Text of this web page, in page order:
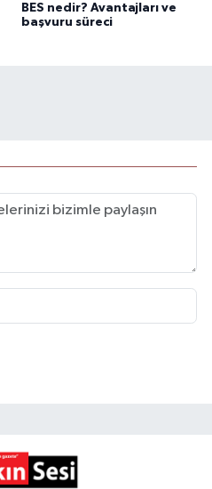
BES nedir? Avantajları ve
başvuru süreci